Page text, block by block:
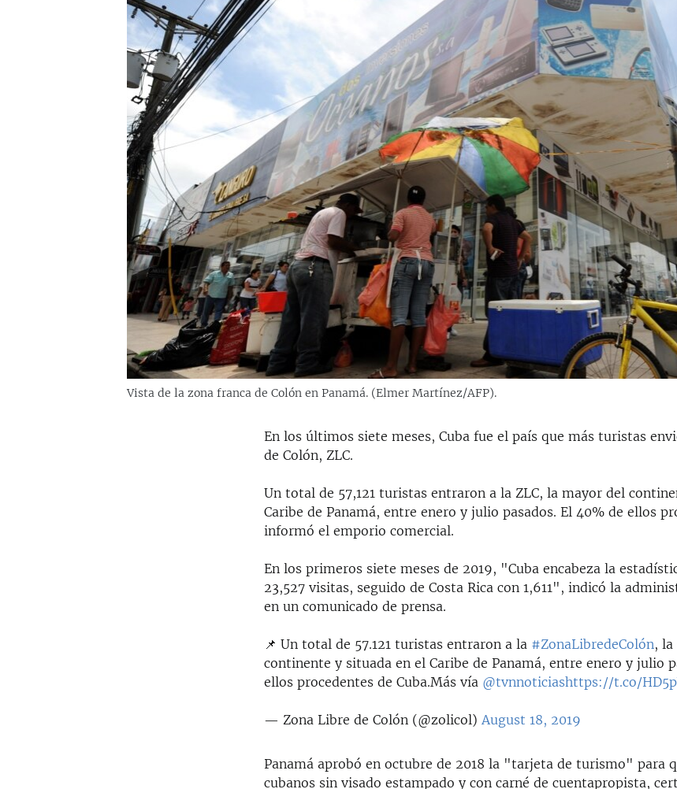
LA REALIDAD DE LA VIVIENDA EN
SER VIEJO EN CUBA
LOS SANTOS DE HIALEAH
DESINFORMACIÓN RUSA EN
LA INVASIÓN DE RUSIA A UCRANIA
Vista de la zona franca de Colón en Panamá. (Elmer Martínez/AFP).
En los últimos siete meses, Cuba fue el país que más turistas
de Colón, ZLC.
Un total de 57,121 turistas entraron a la ZLC, la mayor del
Caribe de Panamá, entre enero y julio pasados. El 40% de ellos
informó el emporio comercial.
En los primeros siete meses de 2019, "Cuba encabeza la
23,527 visitas, seguido de Costa Rica con 1,611", indicó la
en un comunicado de prensa.
📌 Un total de 57.121 turistas entraron a la #ZonaLibredeColón,
continente y situada en el Caribe de Panamá, entre enero y julio
ellos procedentes de Cuba.Más vía @tvnnoticiashttps://t.co/
— Zona Libre de Colón (@zolicol)August 18, 2019
Panamá aprobó en octubre de 2018 la "tarjeta de turismo" para
cubanos sin visado estampado y con carné de cuentapropista,